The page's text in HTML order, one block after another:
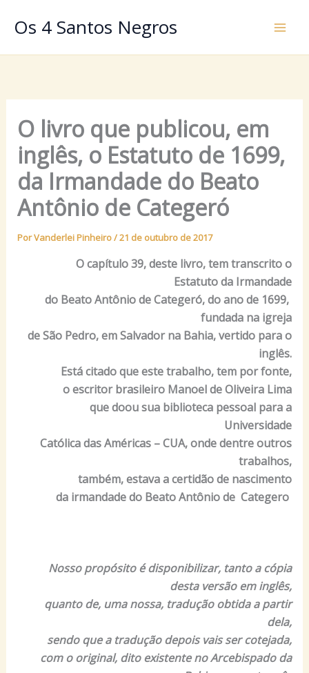
paraOs 4 Santos Negros
O livro que publicou, em
inglês, o Estatuto de 1699,
da Irmandade do Beato
Antônio de Categeró
PorVanderlei Pinheiro/21 de outubro de 2017
O capítulo 39, deste livro, tem transcrito o
Estatutoda Irmandade
do Beato Antônio deCategeró, do ano de 1699,
fundada na igreja
de São Pedro, em Salvador na Bahia, vertido para o
inglês.
Está citado que este trabalho, tem por fonte,
o escritor brasileiro Manoel de Oliveira Lima
que doou sua biblioteca pessoal para a
Universidade
Católica das Américas – CUA, onde dentre outros
trabalhos,
também, estava a certidão de nascimento
da irmandade do Beato Antônio de Categero
Nosso propósito é disponibilizar, tanto a cópia
desta versão em inglês,
quanto de, uma nossa, tradução obtida a partir
dela,
sendo que a tradução depois vais ser cotejada,
com o original, dito existente no Arcebispado da